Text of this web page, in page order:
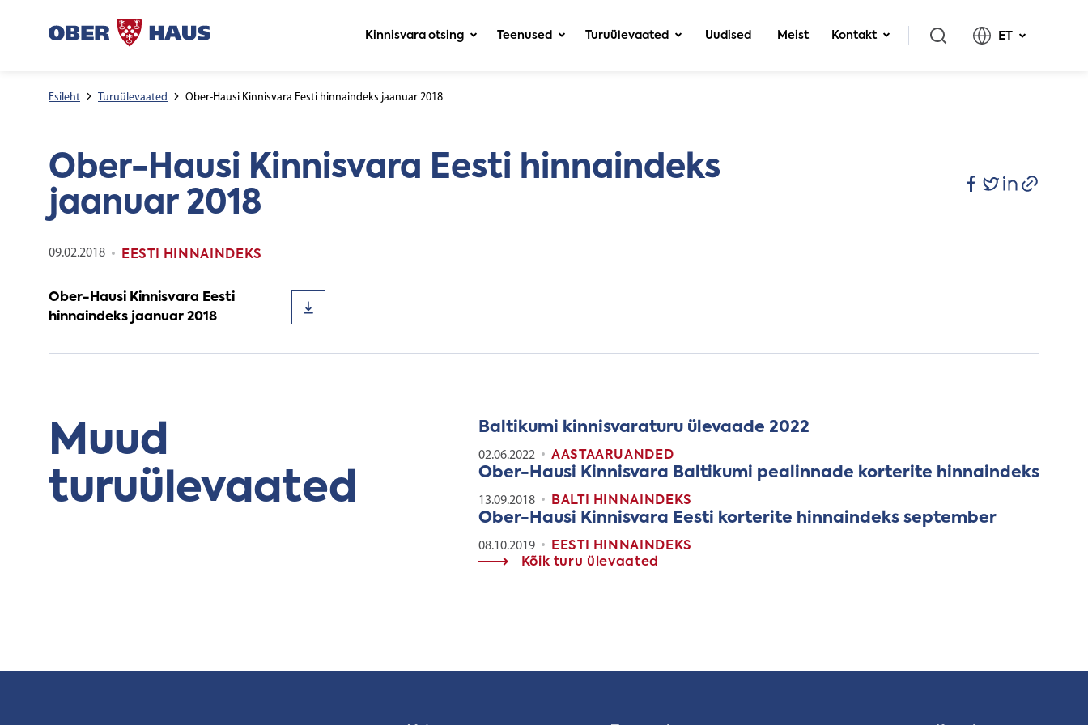
Kinnisvara otsing Teenused Turuülevaated Uudised Meist Kontakt ET
Esileht Turuülevaated Ober-Hausi Kinnisvara Eesti hinnaindeks jaanuar 2018
Ober-Hausi Kinnisvara Eesti hinnaindeks
jaanuar 2018
09.02.2018 EESTI HINNAINDEKS
Ober-Hausi Kinnisvara Eesti
hinnaindeks jaanuar 2018
Muud
turuülevaated
Baltikumi kinnisvaraturu ülevaade 2022
02.06.2022 AASTAARUANDED
Ober-Hausi Kinnisvara Baltikumi pealinnade korterite hinnaindeks
13.09.2018 BALTI HINNAINDEKS
Ober-Hausi Kinnisvara Eesti korterite hinnaindeks september
08.10.2019
EESTI HINNAINDEKS
Kõik turu ülevaated